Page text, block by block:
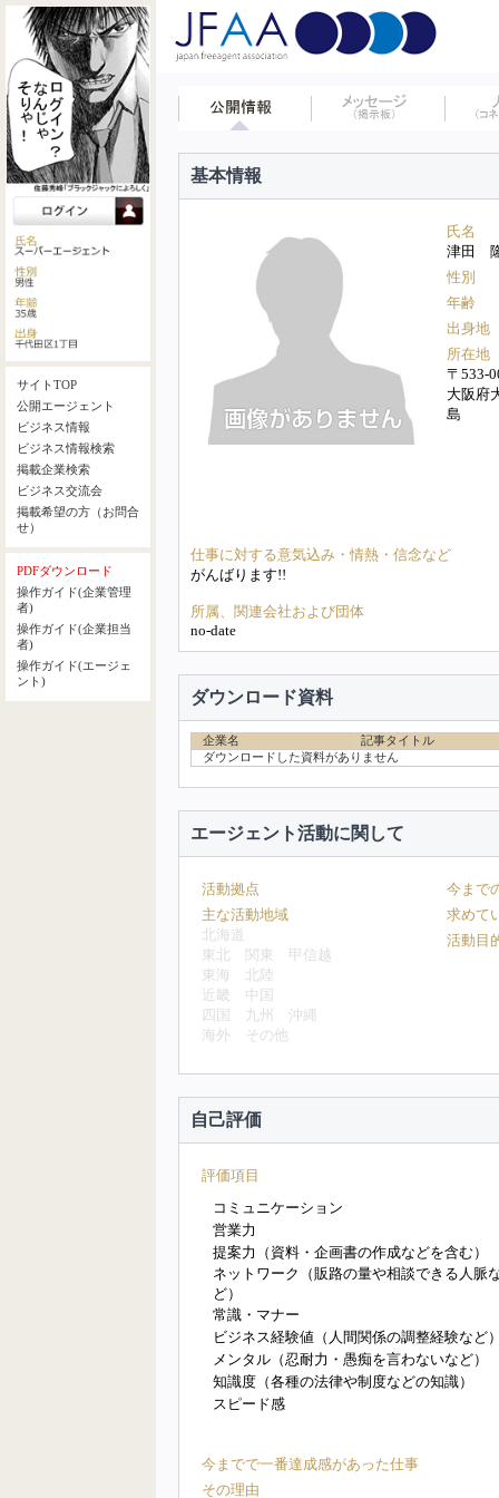
サイトTOP
公開エージェント
ビジネス情報
ビジネス情報検索
掲載企業検索
ビジネス交流会
掲載希望の方（お問合
せ）
PDFダウンロード
操作ガイド(企業管理
者)
操作ガイド(企業担当
者)
操作ガイド(エージェ
ント)
基本情報
氏名
津田
性別
年齢
出身地
所在地
〒533-
大阪府
島
仕事に対する意気込み・情熱・信念など
がんばります!!
所属、関連会社および団体
no-date
ダウンロード資料
企業名
記事タイトル
ダウンロードした資料がありません
エージェント活動に関して
活動拠点
主な活動地域
北海道
東北
関東
甲信越
東海
北陸
近畿
中国
四国
九州
沖縄
海外
その他
今まで
求めて
活動目
自己評価
評価項目
コミュニケーション
営業力
提案力（資料・企画書の作成などを含む）
ネットワーク（販路の量や相談できる人脈
ど）
常識・マナー
ビジネス経験値（人間関係の調整経験など
メンタル（忍耐力・愚痴を言わないなど）
知識度（各種の法律や制度などの知識）
スピード感
今までで一番達成感があった仕事
その理由